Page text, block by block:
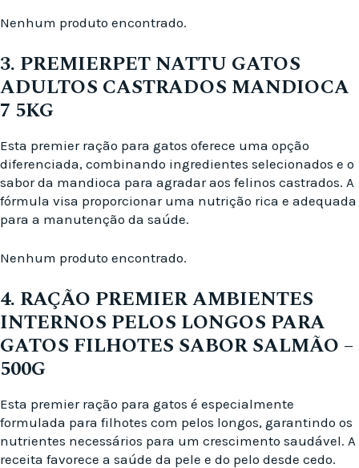
Nenhum produto encontrado.
3. PREMIERPET NATTU GATOS
ADULTOS CASTRADOS MANDIOCA
7 5KG
Esta premier ração para gatos oferece uma opção
diferenciada, combinando ingredientes selecionados e o
sabor da mandioca para agradar aos felinos castrados. A
fórmula visa proporcionar uma nutrição rica e adequada
para a manutenção da saúde.
Nenhum produto encontrado.
4. RAÇÃO PREMIER AMBIENTES
INTERNOS PELOS LONGOS PARA
GATOS FILHOTES SABOR SALMÃO –
500G
Esta premier ração para gatos é especialmente
formulada para filhotes com pelos longos, garantindo os
nutrientes necessários para um crescimento saudável. A
receita favorece a saúde da pele e do pelo desde cedo.